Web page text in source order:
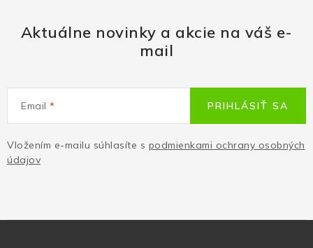
Aktuálne novinky a akcie na váš e-
mail
Email
Vložením e-mailu súhlasíte s podmienkami ochrany osobných
údajov
PRIHLÁSIŤ SA